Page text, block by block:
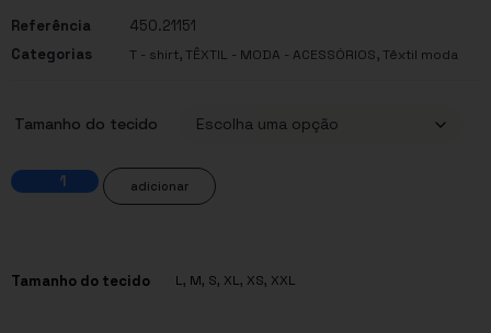
Referência
450.21151
Categorias
T - shirt,TÊXTIL - MODA - ACESSÓRIOS,Têxtil moda
Tamanho do tecido
adicionar
Tamanho do tecido L, M, S, XL, XS, XXL